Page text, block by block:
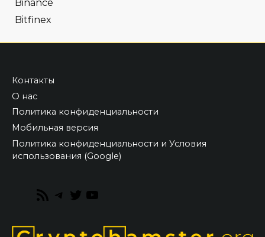
Binance
Bitfinex
Контакты
О нас
Политика конфиденциальности
Мобильная версия
Политика конфиденциальности и Условия
использования (Google)
RSS
Telegram
Twitter